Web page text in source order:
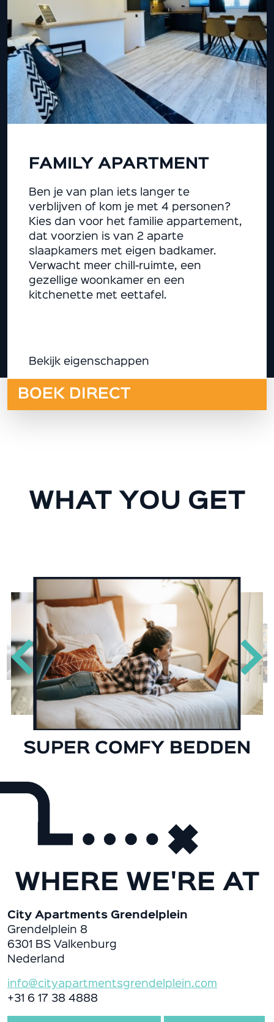
FAMILY APARTMENT
Ben je van plan iets langer te
verblijven of kom je met 4 personen?
Kies dan voor het familie appartement,
dat voorzien is van 2 aparte
slaapkamers met eigen badkamer.
Verwacht meer chill-ruimte, een
gezellige woonkamer en een
kitchenette met eettafel.
Bekijk eigenschappen
BOEK DIRECT
WHAT YOU GET
SUPER COMFY BEDDEN
Previous Next
WHERE WE'RE AT
City Apartments Grendelplein
Grendelplein 8
6301 BS Valkenburg
Nederland
info@cityapartmentsgrendelplein.com
+31 6 17 38 4888